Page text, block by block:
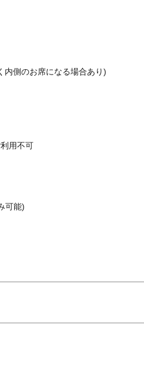
側のお席になる場合あり)
用不可
可能)